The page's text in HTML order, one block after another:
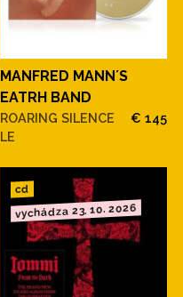
MANFRED MANN´S
EATRH BAND
ROARING SILENCE
LE
€ 145
cd
vychádza 23. 10. 2026